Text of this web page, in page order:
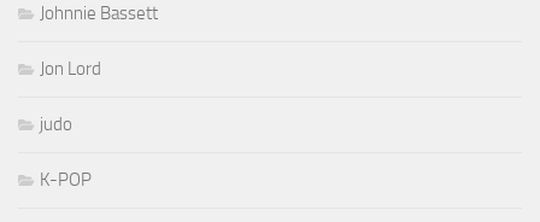
Johnnie Bassett
Jon Lord
judo
K-POP